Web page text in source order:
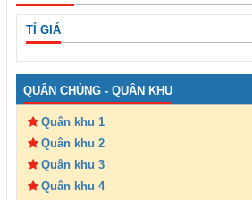
TỈ GIÁ
QUÂN CHỦNG - QUÂN KHU
Quân khu 1
Quân khu 2
Quân khu 3
Quân khu 4